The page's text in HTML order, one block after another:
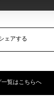
ェアする
一覧はこちらへ